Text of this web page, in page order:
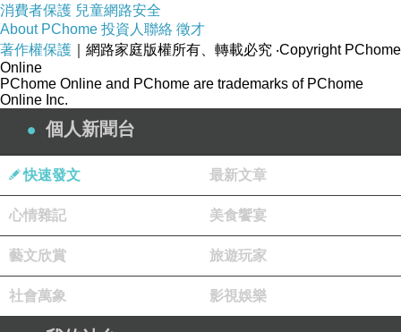
看更多回應
消費者保護 兒童網路安全
About PChome 投資人聯絡 徵才
著作權保護 ｜網路家庭版權所有、轉載必究 ‧Copyright PChome
Online
PChome Online and PChome are trademarks of PChome
Online Inc.
個人新聞台
快速發文 最新文章
心情雜記 美食饗宴
藝文欣賞 旅遊玩家
社會萬象 影視娛樂